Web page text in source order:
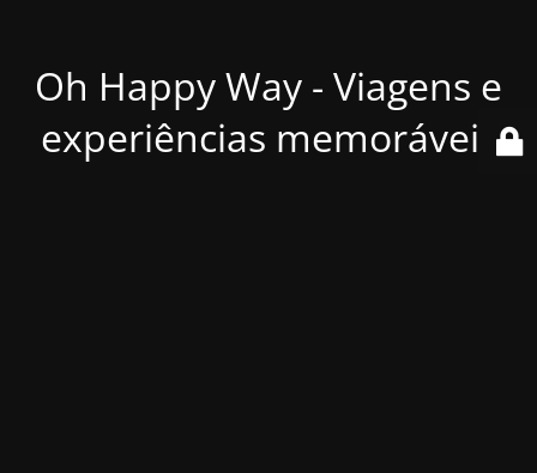
Oh Happy Way - Viagens e
experiências memoráveis